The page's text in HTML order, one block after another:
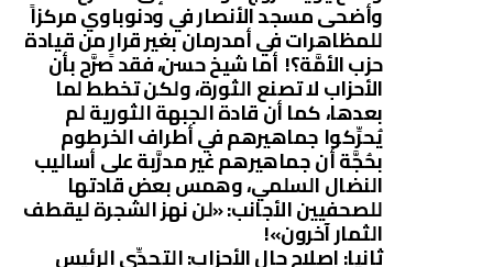
وأضحى مسجد الأنصار في ودنوباوي مركزاً
للمظاهرات في أمدرمان بغير قرارٍ من قيادة
حزب الأمَّة؟! أما شيخ حسن، فقد صرَّح بأن
الأحزاب لا تصنع الثورة، ولكن تخطط لما
بعدها، كما أن قادة الجبهة الثورية لم
يُحرِّكوا جماهيرهم في أطراف الخرطوم
بحُجَّة أن جماهيرهم غير مدرَّبة على أساليب
النضال السلمي، وهمس بعض قادتها
للصحفيين الأجانب: «لن نهز الشجرة ليقطف
الثمار آخرون»!
ثانيا: إصلاح حال الأحزاب: التحدِّي الرئيس